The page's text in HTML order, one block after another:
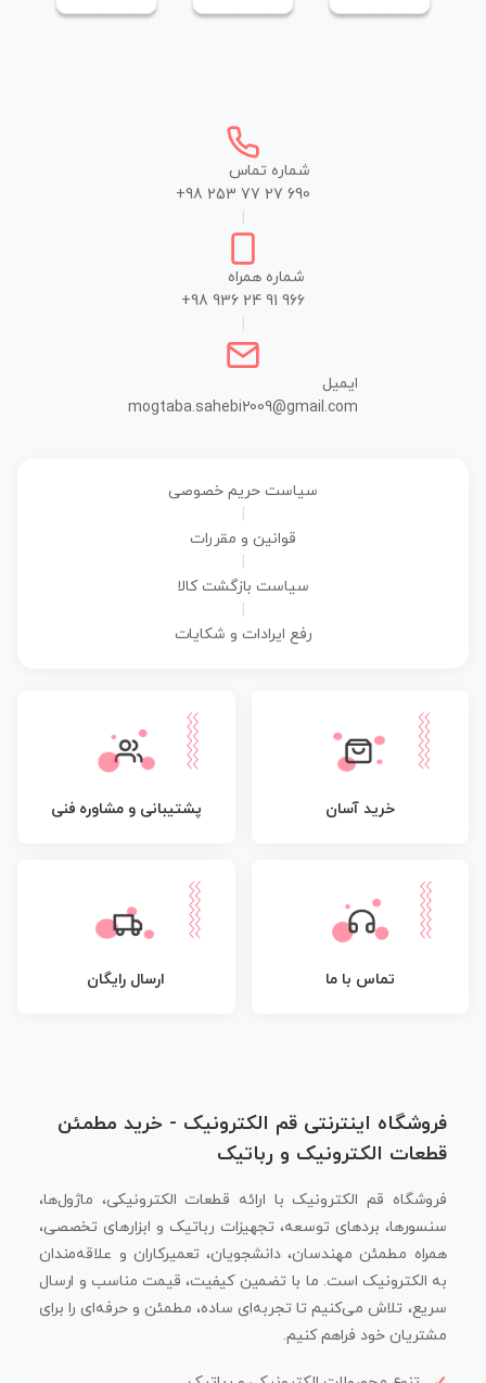
شماره تماس
+98 253 77 27 690
شماره همراه
+98 936 24 91 966
ایمیل
mogtaba.sahebi2009@gmail.com
سیاست حریم خصوصی
قوانین و مقررات
سیاست بازگشت کالا
رفع ایرادات و شکایات
خرید آسان پشتیبانی و مشاوره فنی
تماس با ما ارسال رایگان
فروشگاه اینترنتی قم الکترونیک - خرید مطمئن
قطعات الکترونیک و رباتیک
فروشگاه قم الکترونیک با ارائه قطعات الکترونیکی، ماژول‌ها،
سنسورها، بردهای توسعه، تجهیزات رباتیک و ابزارهای تخصصی،
همراه مطمئن مهندسان، دانشجویان، تعمیرکاران و علاقه‌مندان
به الکترونیک است. ما با تضمین کیفیت، قیمت مناسب و ارسال
سریع، تلاش می‌کنیم تا تجربه‌ای ساده، مطمئن و حرفه‌ای را برای
مشتریان خود فراهم کنیم.